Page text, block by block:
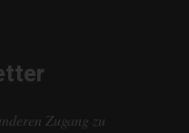
Zugang zu